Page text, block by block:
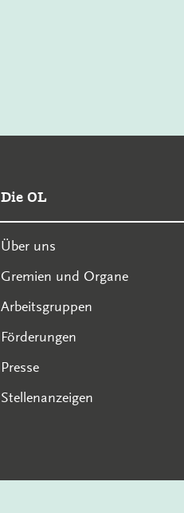
Die OL
Über uns
Gremien und Organe
Arbeitsgruppen
Förderungen
Presse
Stellenanzeigen